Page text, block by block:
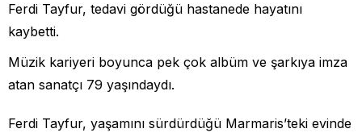
Ferdi Tayfur, tedavi gördüğü hastanede hayatını
kaybetti.
Müzik kariyeri boyunca pek çok albüm ve şarkıya imza
atan sanatçı 79 yaşındaydı.
Ferdi Tayfur, yaşamını sürdürdüğü Marmaris’teki evinde